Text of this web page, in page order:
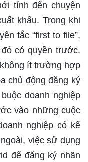
tính đến chuyện
khẩu. Trong khi
tắc “first to file”,
có quyền trước.
ít trường hợp
chủ động đăng ký
doanh nghiệp
vào những cuộc
nghiệp có kế
việc sử dụng
để đăng ký nhãn